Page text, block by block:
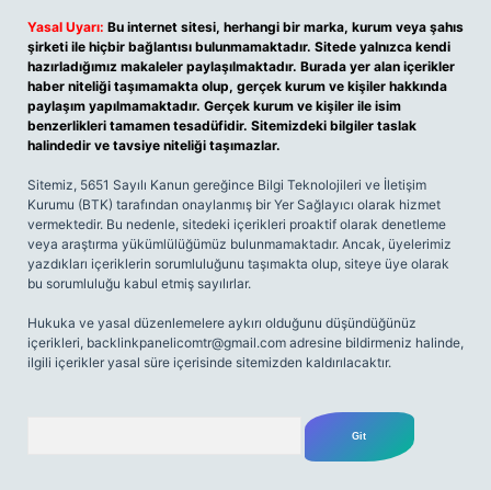
Yasal Uyarı: Bu internet sitesi, herhangi bir marka, kurum veya şahıs
şirketi ile hiçbir bağlantısı bulunmamaktadır. Sitede yalnızca kendi
hazırladığımız makaleler paylaşılmaktadır. Burada yer alan içerikler
haber niteliği taşımamakta olup, gerçek kurum ve kişiler hakkında
paylaşım yapılmamaktadır. Gerçek kurum ve kişiler ile isim
benzerlikleri tamamen tesadüfidir. Sitemizdeki bilgiler taslak
halindedir ve tavsiye niteliği taşımazlar.
Sitemiz, 5651 Sayılı Kanun gereğince Bilgi Teknolojileri ve İletişim
Kurumu (BTK) tarafından onaylanmış bir Yer Sağlayıcı olarak hizmet
vermektedir. Bu nedenle, sitedeki içerikleri proaktif olarak denetleme
veya araştırma yükümlülüğümüz bulunmamaktadır. Ancak, üyelerimiz
yazdıkları içeriklerin sorumluluğunu taşımakta olup, siteye üye olarak
bu sorumluluğu kabul etmiş sayılırlar.
Hukuka ve yasal düzenlemelere aykırı olduğunu düşündüğünüz
içerikleri, backlinkpanelicomtr@gmail.com adresine bildirmeniz halinde,
ilgili içerikler yasal süre içerisinde sitemizden kaldırılacaktır.